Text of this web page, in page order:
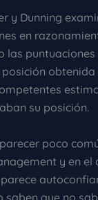
y Dunning
en
las
su posición.
poco
y en
que no